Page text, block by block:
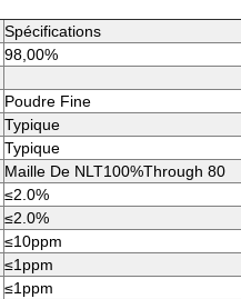
Spécifications
98,00%
Poudre Fine
Typique
Typique
Maille De NLT100%Through 80
≤2.0%
≤2.0%
≤10ppm
≤1ppm
≤1ppm